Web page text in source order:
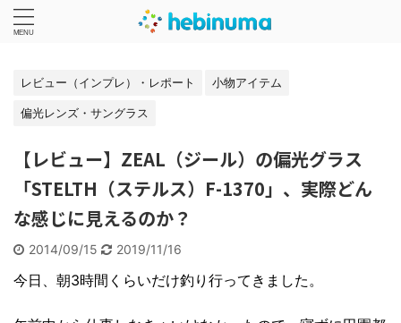
レビュー（インプレ）・レポート 小物アイテム
偏光レンズ・サングラス
【レビュー】ZEAL（ジール）の偏光グラス
「STELTH（ステルス）F-1370」、実際どん
な感じに見えるのか？
2014/09/15 2019/11/16
今日、朝3時間くらいだけ釣り行ってきました。